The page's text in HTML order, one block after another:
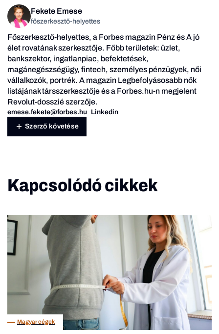
Fekete Emese
főszerkesztő-helyettes
Főszerkesztő-helyettes, a Forbes magazin Pénz és A jó
élet rovatának szerkesztője. Főbb területek: üzlet,
bankszektor, ingatlanpiac, befektetések,
magánegészségügy, fintech, személyes pénzügyek, női
vállalkozók, portrék. A magazin Legbefolyásosabb nők
listájának társszerkesztője és a Forbes.hu-n megjelent
Revolut-dosszié szerzője.
emese.fekete@forbes.hu Linkedin
Szerző követése
Kapcsolódó cikkek
Magyar cégek